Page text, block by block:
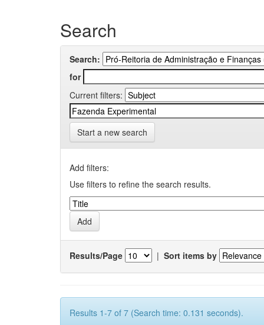
Search
Search:
for
Current filters:
Start a new search
Add filters:
Use filters to refine the search results.
Results/Page | Sort items by
Results 1-7 of 7 (Search time: 0.131 seconds).